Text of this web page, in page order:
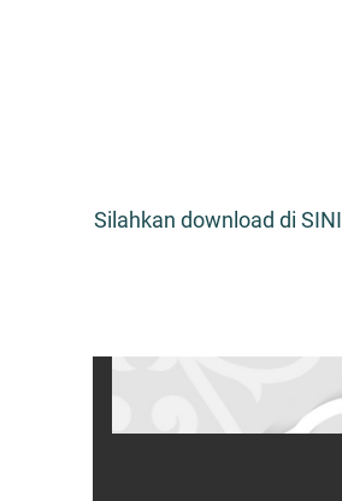
Silahkan download di SINI